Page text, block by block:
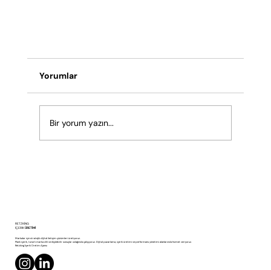
Yorumlar
Bir yorum yazın...
RETZKING
İÇERİKÜRETİMİ
Markalar için stratejik dijital iletişim çözümleri üretiyoruz.
Planlı içerik, tutarlı marka dili ve ölçülebilir sonuçlar odağında çalışıyoruz. Dijital pazarlama, içerik üretimi ve performans yönetimi alanlarında hizmet veriyoruz.
Retzking İçerik Üretim Ajansı